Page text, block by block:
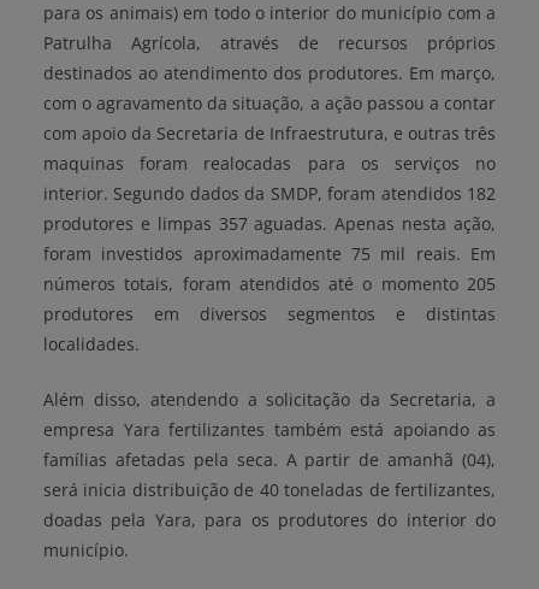
para os animais) em todo o interior do município com a
Patrulha Agrícola, através de recursos próprios
destinados ao atendimento dos produtores. Em março,
com o agravamento da situação, a ação passou a contar
com apoio da Secretaria de Infraestrutura, e outras três
maquinas foram realocadas para os serviços no
interior. Segundo dados da SMDP, foram atendidos 182
produtores e limpas 357 aguadas. Apenas nesta ação,
foram investidos aproximadamente 75 mil reais. Em
números totais, foram atendidos até o momento 205
produtores em diversos segmentos e distintas
localidades.
Além disso, atendendo a solicitação da Secretaria, a
empresa Yara fertilizantes também está apoiando as
famílias afetadas pela seca. A partir de amanhã (04),
será inicia distribuição de 40 toneladas de fertilizantes,
doadas pela Yara, para os produtores do interior do
município.